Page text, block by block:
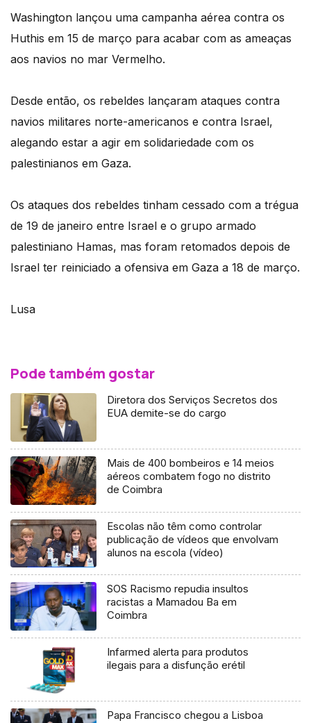
Washington lançou uma campanha aérea contra os
Huthis em 15 de março para acabar com as ameaças
aos navios no mar Vermelho.
Desde então, os rebeldes lançaram ataques contra
navios militares norte-americanos e contra Israel,
alegando estar a agir em solidariedade com os
palestinianos em Gaza.
Os ataques dos rebeldes tinham cessado com a trégua
de 19 de janeiro entre Israel e o grupo armado
palestiniano Hamas, mas foram retomados depois de
Israel ter reiniciado a ofensiva em Gaza a 18 de março.
Lusa
Pode também gostar
Diretora dos Serviços Secretos dos
EUA demite-se do cargo
Mais de 400 bombeiros e 14 meios
aéreos combatem fogo no distrito
de Coimbra
Escolas não têm como controlar
publicação de vídeos que envolvam
alunos na escola (vídeo)
SOS Racismo repudia insultos
racistas a Mamadou Ba em
Coimbra
Infarmed alerta para produtos
ilegais para a disfunção erétil
Papa Francisco chegou a Lisboa